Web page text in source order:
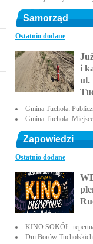
Samorząd
Ostatnio dodane
i
ul.
Gmina Tuchola:
Gmina Tuchola:
Zapowiedzi
Ostatnio dodane
KINO SOKÓŁ:
Dni Borów